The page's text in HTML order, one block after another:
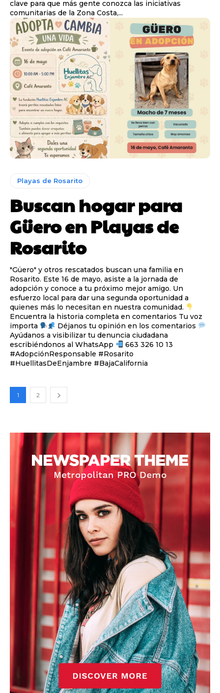
clave para que más gente conozca las iniciativas
comunitarias de la Zona Costa,...
Playas de Rosarito
Buscan hogar para
Güero en Playas de
Rosarito
"Güero" y otros rescatados buscan una familia en
Rosarito. Este 16 de mayo, asiste a la jornada de
adopción y conoce a tu próximo mejor amigo. Un
esfuerzo local para dar una segunda oportunidad a
quienes más lo necesitan en nuestra comunidad.
Encuentra la historia completa en comentarios Tu voz
importa
Déjanos tu opinión en los comentarios
Ayúdanos a visibilizar tu denuncia ciudadana
escribiéndonos al WhatsApp
663 326 10 13
#AdopciónResponsable #Rosarito
#HuellitasDeEnjambre #BajaCalifornia
1 2